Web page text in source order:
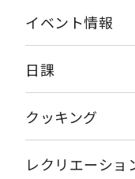
会は平成３０年９月１
ります。 国民の祝日である敬老の日から１日早めではあります
が、ご入居者様に喜
祝賀会にしたいと思っ
当：生活介護課 水掫
を基調に出来るだけ彩
熱中症予防のお話を載
話を載せていました
のお話も載せてい
れからも、内容と彩り
っていきたいと思いま
域の方に言って頂ける
イベント情報
日課
クッキング
レクリエーショ